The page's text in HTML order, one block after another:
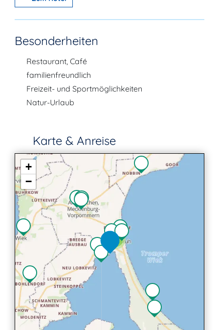
Besonderheiten
Restaurant, Café
familienfreundlich
Freizeit- und Sportmöglichkeiten
Natur-Urlaub
Karte & Anreise
+
−